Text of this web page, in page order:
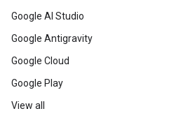
Google AI Studio
Google Antigravity
Google Cloud
Google Play
View all